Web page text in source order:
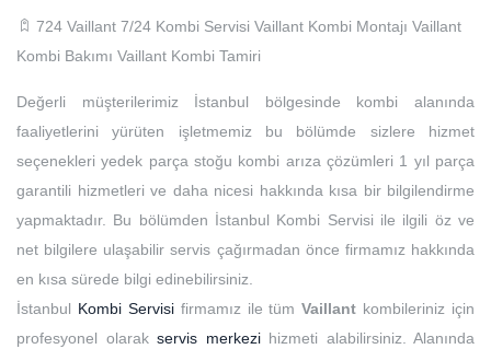
724 Vaillant 7/24 Kombi Servisi Vaillant Kombi Montajı Vaillant
Kombi Bakımı Vaillant Kombi Tamiri
Değerli müşterilerimiz İstanbul bölgesinde kombi alanında
faaliyetlerini yürüten işletmemiz bu bölümde sizlere hizmet
seçenekleri yedek parça stoğu kombi arıza çözümleri 1 yıl parça
garantili hizmetleri ve daha nicesi hakkında kısa bir bilgilendirme
yapmaktadır. Bu bölümden İstanbul Kombi Servisi ile ilgili öz ve
net bilgilere ulaşabilir servis çağırmadan önce firmamız hakkında
en kısa sürede bilgi edinebilirsiniz.
İstanbul Kombi Servisi firmamız ile tümVaillant kombileriniz için
profesyonel olarak servis merkezihizmeti alabilirsiniz. Alanında